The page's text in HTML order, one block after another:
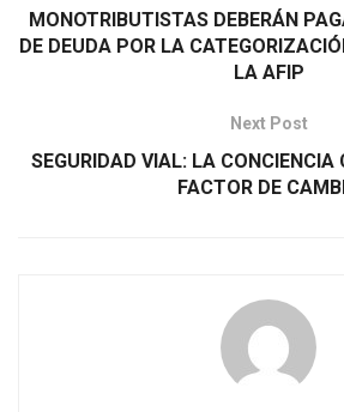
MONOTRIBUTISTAS DEBERÁN
DE DEUDA POR LA
LA AFIP
Next Post
SEGURIDAD VIAL: LA CONCIENCIA
FACTOR DE